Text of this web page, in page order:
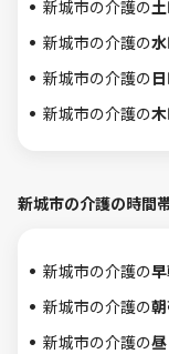
新城市の介護の
新城市の介護の
新城市の介護の
新城市の介護の
新城市の介護の時間
新城市の介護の
新城市の介護の
新城市の介護の